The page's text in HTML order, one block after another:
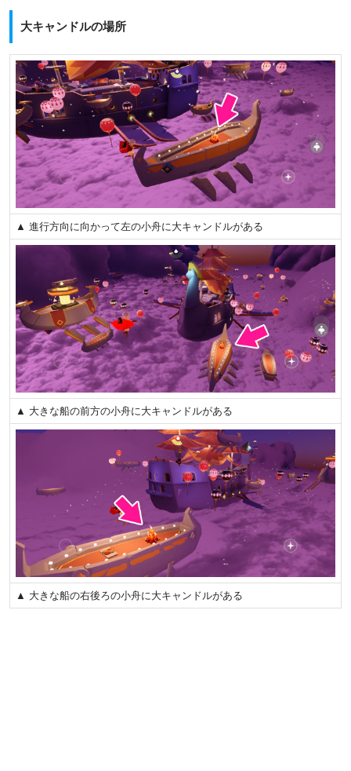
大キャンドルの場所
▲ 進行方向に向かって左の小舟に大キャンドルがある
▲ 大きな船の前方の小舟に大キャンドルがある
▲ 大きな船の右後ろの小舟に大キャンドルがある